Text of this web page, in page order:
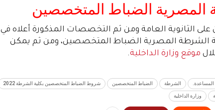
المصرية الضباط المتخصصين
الثانوية العامة ومن ثم التخصصات المذكورة أعلاه في
الشرطة المصرية الضباط المتخصصين، ومن ثم يمكن
موقع وزارة الداخلية.
الشرطة الضباط المتخصصين شروط الضباط المتخصصين بكلية الشرطة 2022
وزارة الداخلية